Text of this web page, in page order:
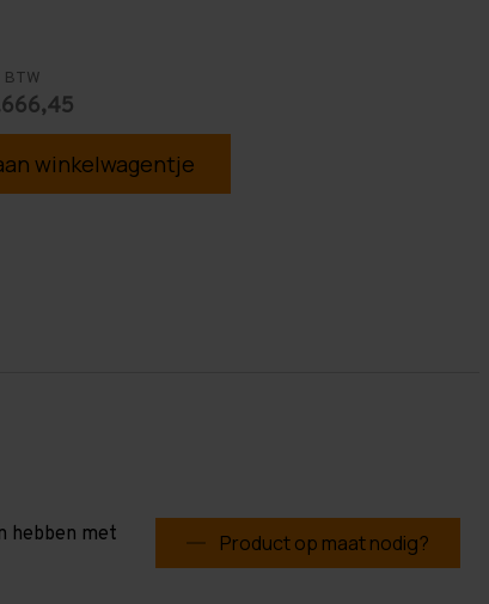
BTW
winkelwagentje
hebben met
Product op maat nodig?